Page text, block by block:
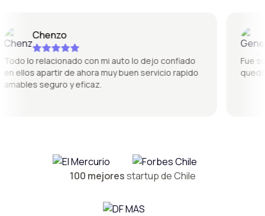
Chenzo
lo relacionado con mi auto lo dejo confiado
ellos apartir de ahora muy buen servicio rapido
seguro y eficaz.
Fue
quedó
100 mejoresstartup de Chile